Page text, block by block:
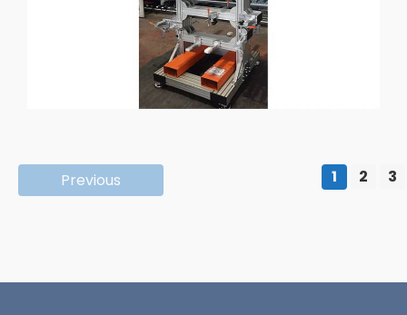
Previous 1 2 3